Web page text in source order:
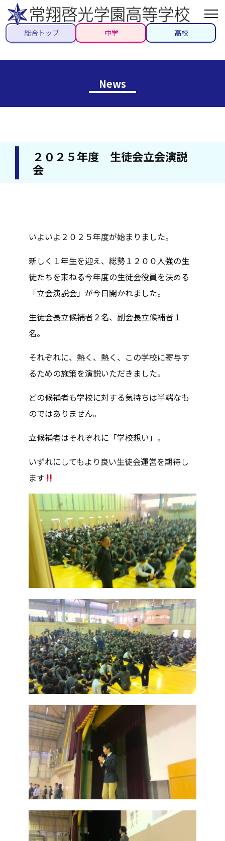
総合トップ 中学 高校
News
２０２５年度 生徒会立会演説
会
いよいよ２０２５年度が始まりました。
新しく１年生を迎え、総勢１２００人強の生
徒たちを束ねる今年度の生徒会役員を決める
「立会演説会」が今日開かれました。
生徒会長立候補者２名、副会長立候補者１
名。
それぞれに、熱く、熱く、この学校に寄与す
るための施策を演説いただきました。
どの候補者も学校に対する気持ちは半端なも
のではありません。
立候補者はそれぞれに「学校想い」。
いずれにしてもより良い生徒会運営を期待し
ます